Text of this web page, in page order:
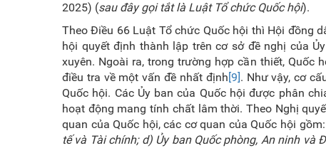
2025) (sau đây gọi tắt là Luật Tổ chức Quốc hội).
Theo Điều 66 Luật Tổ chức Quốc hội thì Hội đồng
hội quyết định thành lập trên cơ sở đề nghị của
xuyên. Ngoài ra, trong trường hợp cần thiết,
điều tra về một vấn đề nhất định[9]. Như vậy, cơ
Quốc hội. Các Ủy ban của Quốc hội được phân
hoạt động mang tính chất lâm thời. Theo Nghị
quan của Quốc hội, các cơ quan của Quốc hội gồm:
tế và Tài chính; d) Ủy ban Quốc phòng, An ninh và